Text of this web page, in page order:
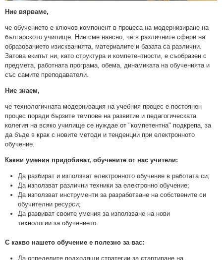
Ние вярваме,
че обучението е ключов компонент в процеса на модернизиране на
българското училище. Ние сме наясно, че в различните сфери на
образованието изискванията, материалите и базата са различни.
Затова екипът ни, като структура и компетентности, е съобразен с
предмета, работната програма, обема, динамиката на обученията и
със самите преподаватели.
Ние знаем,
че технологичната модернизация на учебния процес е постоянен
процес поради бързите темпове на развитие и педагогическата
колегия на всяко училище се нуждае от "компетентна" подкрепа, за
да бъде в крак с новите методи и тенденции при електронното
обучение.
Какви умения придобиват, обучените от нас учители:
Да разбират и използват електронното обучение в работата си;
Да използват различни техники за електронно обучение;
Да използват инструменти за разработване на собствените си
обучителни ресурси;
Да развиват своите умения за използване на нови
технологии за обучението.
С какво нашето обучение е полезно за вас:
Да определите подходящи стратегии за стартиране на